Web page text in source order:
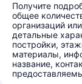
Получите
общее
организаций
детальные
постройки,
материалы,
название,